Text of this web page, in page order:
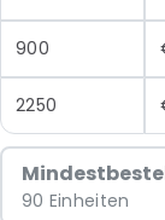
900
2250
90 Einheiten